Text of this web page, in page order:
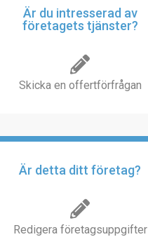
Är du intresserad av
företagets tjänster?
Skicka en offertförfrågan
Är detta ditt företag?
Redigera företagsuppgifter